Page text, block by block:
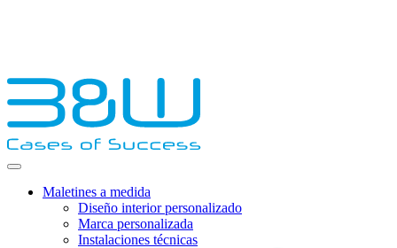
Maletines a medida
Diseño interior personalizado
Marca personalizada
Instalaciones técnicas